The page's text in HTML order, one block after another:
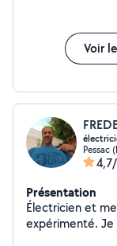
Voir
Pessac
Présentation
Électricien et
expérimenté.